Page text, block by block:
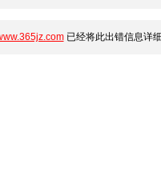
已经将此出错信息详